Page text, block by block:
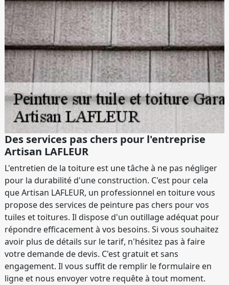
Des services pas chers pour l'entreprise
Artisan LAFLEUR
L'entretien de la toiture est une tâche à ne pas négliger
pour la durabilité d'une construction. C'est pour cela
que Artisan LAFLEUR, un professionnel en toiture vous
propose des services de peinture pas chers pour vos
tuiles et toitures. Il dispose d'un outillage adéquat pour
répondre efficacement à vos besoins. Si vous souhaitez
avoir plus de détails sur le tarif, n'hésitez pas à faire
votre demande de devis. C'est gratuit et sans
engagement. Il vous suffit de remplir le formulaire en
ligne et nous envoyer votre requête à tout moment.